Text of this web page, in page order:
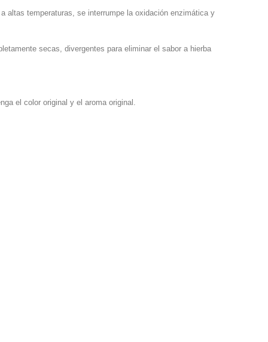
altas temperaturas, se interrumpe la oxidación enzimática y
secas, divergentes para eliminar el sabor a hierba
el color original y el aroma original.